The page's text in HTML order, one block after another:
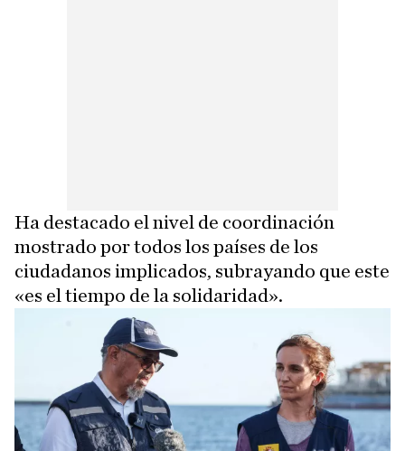
Ha destacado el nivel de coordinación
mostrado por todos los países de los
ciudadanos implicados, subrayando que este
«es el tiempo de la solidaridad».